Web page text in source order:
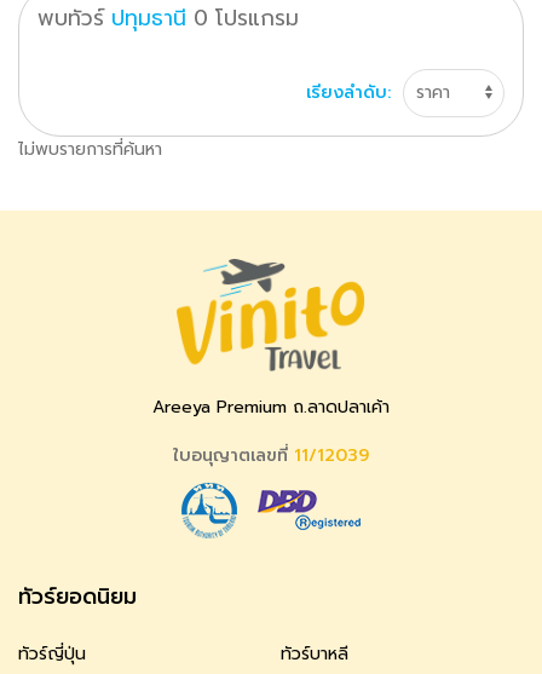
พบทัวร์ ปทุมธานี 0 โปรแกรม
เรียงลำดับ:
ไม่พบรายการที่ค้นหา
Areeya Premium ถ.ลาดปลาเค้า
ใบอนุญาตเลขที่ 11/12039
ทัวร์ยอดนิยม
ทัวร์ญี่ปุ่น
ทัวร์บาหลี